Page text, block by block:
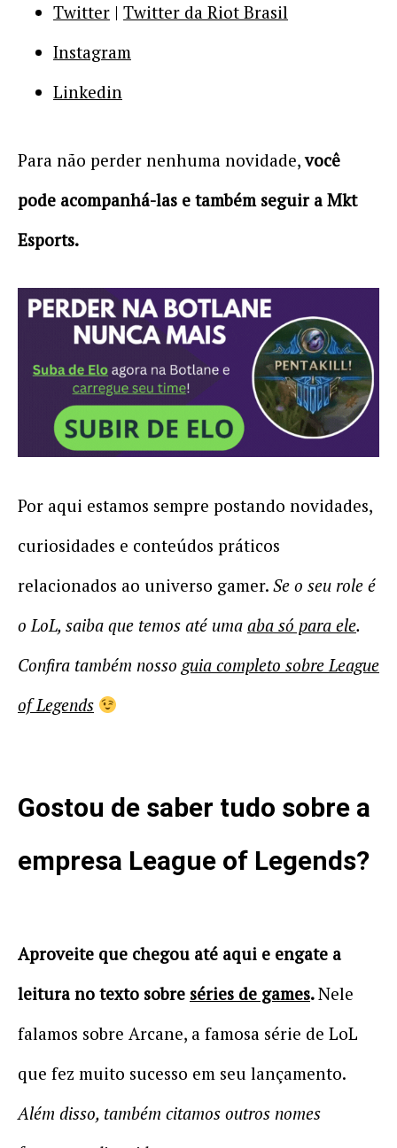
Twitter | Twitter da Riot Brasil
Instagram
Linkedin
Para não perder nenhuma novidade,você
pode acompanhá-las e também seguir a Mkt
Esports.
Por aqui estamos sempre postando novidades,
curiosidades e conteúdos práticos
relacionados ao universo gamer. Se o seu role é
o LoL, saiba que temos até uma aba só para ele.
Confira também nosso guia completo sobre League
of Legends
Gostou de saber tudo sobre a
empresa League of Legends?
Aproveite que chegou até aqui e engate a
leitura no texto sobre séries de games.Nele
falamos sobre Arcane, a famosa série de LoL
que fez muito sucesso em seu lançamento.
Além disso, também citamos outros nomes